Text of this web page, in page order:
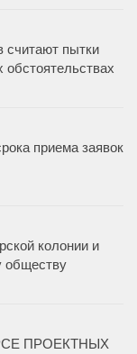
пытки
приема заявок
колонии и
обществу
ПРОЕКТНЫХ